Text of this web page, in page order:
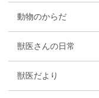
動物のからだ
獣医さんの日常
獣医だより